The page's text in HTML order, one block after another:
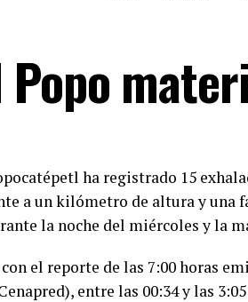
Popo
ha registrado 15
a un kilómetro de altura y una
la noche del miércoles y la
el reporte de las 7:00 horas
entre las 00:34 y las